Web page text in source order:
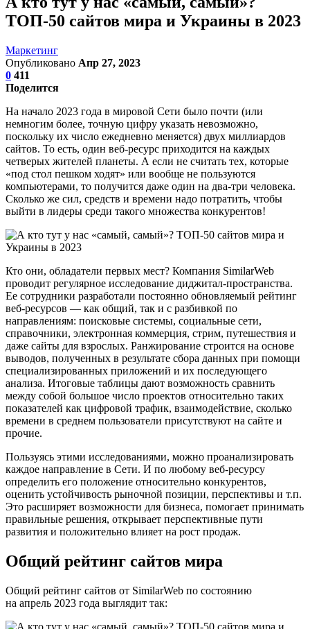
ТОП-50 сайтов мира и Украины в 2023
Маркетинг
Опубликовано Апр 27, 2023
0 411
Поделится
На начало 2023 года в мировой Сети было почти (или
немногим более, точную цифру указать невозможно,
поскольку их число ежедневно меняется) двух миллиардов
сайтов. То есть, один веб-ресурс приходится на каждых
четверых жителей планеты. А если не считать тех, которые
«под стол пешком ходят» или вообще не пользуются
компьютерами, то получится даже один на два-три человека.
Сколько же сил, средств и времени надо потратить, чтобы
выйти в лидеры среди такого множества конкурентов!
Кто они, обладатели первых мест? Компания SimilarWeb
проводит регулярное исследование диджитал-пространства.
Ее сотрудники разработали постоянно обновляемый рейтинг
веб-ресурсов — как общий, так и с разбивкой по
направлениям: поисковые системы, социальные сети,
справочники, электронная коммерция, стрим, путешествия и
даже сайты для взрослых. Ранжирование строится на основе
выводов, полученных в результате сбора данных при помощи
специализированных приложений и их последующего
анализа. Итоговые таблицы дают возможность сравнить
между собой большое число проектов относительно таких
показателей как цифровой трафик, взаимодействие, сколько
времени в среднем пользователи присутствуют на сайте и
прочие.
Пользуясь этими исследованиями, можно проанализировать
каждое направление в Сети. И по любому веб-ресурсу
определить его положение относительно конкурентов,
оценить устойчивость рыночной позиции, перспективы и т.п.
Это расширяет возможности для бизнеса, помогает принимать
правильные решения, открывает перспективные пути
развития и положительно влияет на рост продаж.
Общий рейтинг сайтов мира
Общий рейтинг сайтов от SimilarWeb по состоянию
на апрель 2023 года выглядит так: